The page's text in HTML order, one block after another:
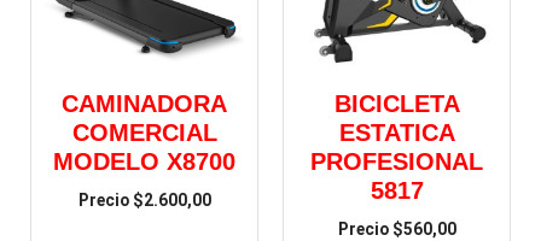
CAMINADORA
COMERCIAL
MODELO X8700
$2.600,00
BICICLETA
ESTATICA
PROFESIONAL
5817
$560,00